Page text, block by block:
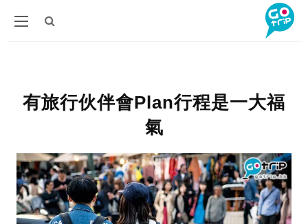
有旅行伙伴會Plan行程是一大福
氣